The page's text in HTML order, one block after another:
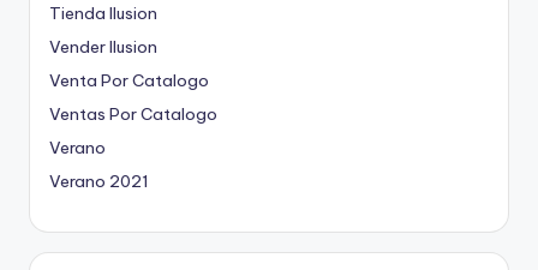
Tienda Ilusion
Vender Ilusion
Venta Por Catalogo
Ventas Por Catalogo
Verano
Verano 2021